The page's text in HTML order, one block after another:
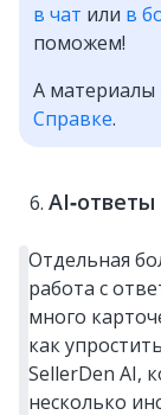
в чат или в
поможем!
А материалы
Справке.
Отдельная
работа с
много
как
SellerDen AI,
несколько